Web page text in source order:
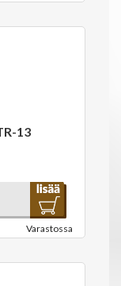
13
Varastossa